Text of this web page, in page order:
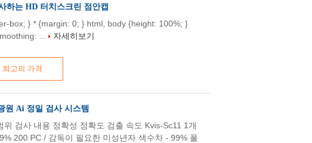
하는 HD 터치스크린 점안캡
최고의 가격
box; } * {margin: 0; } html, body {height: 100%; }
...
자세히보기
원 Ai 정밀 검사 시스템
검사 내용 정확성 정확도 검출 속도 Kvis-Sc11 1개
200 PC / 감독이 필요한 미성년자 색수차 - 99% 폴